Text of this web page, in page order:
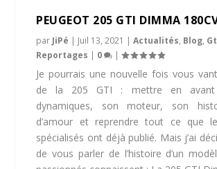
PEUGEOT 205 GTI DIMMA
par JiPé | Juil 13, 2021 |Actualités, Blog,
Reportages | 0 |
Je pourrais une nouvelle fois vous
de la 205 GTI : mettre en avant
dynamiques, son moteur, son
d’amour et reprendre tout ce que
spécialisés ont déjà publié. Mais j’ai
de vous parler de l’histoire d’un